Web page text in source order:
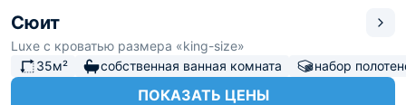
Сюит
Luxe с кроватью размера «king-size»
35м²
собственная ванная комната набор
ПОКАЗАТЬ ЦЕНЫ